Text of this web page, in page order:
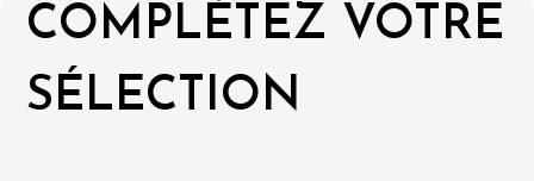
COMPLÉTEZ VOTRE
SÉLECTION